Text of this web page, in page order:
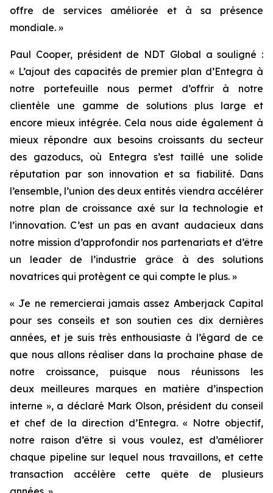
offre de services améliorée et à sa présence
mondiale. »
Paul Cooper, président de NDT Global a souligné :
« L’ajout des capacités de premier plan d’Entegra à
notre portefeuille nous permet d’offrir à notre
clientèle une gamme de solutions plus large et
encore mieux intégrée. Cela nous aide également à
mieux répondre aux besoins croissants du secteur
des gazoducs, où Entegra s’est taillé une solide
réputation par son innovation et sa fiabilité. Dans
l’ensemble, l’union des deux entités viendra accélérer
notre plan de croissance axé sur la technologie et
l’innovation. C’est un pas en avant audacieux dans
notre mission d’approfondir nos partenariats et d’être
un leader de l’industrie grâce à des solutions
novatrices qui protègent ce qui compte le plus. »
« Je ne remercierai jamais assez Amberjack Capital
pour ses conseils et son soutien ces dix dernières
années, et je suis très enthousiaste à l’égard de ce
que nous allons réaliser dans la prochaine phase de
notre croissance, puisque nous réunissons les
deux meilleures marques en matière d’inspection
interne », a déclaré Mark Olson, président du conseil
et chef de la direction d’Entegra. « Notre objectif,
notre raison d’être si vous voulez, est d’améliorer
chaque pipeline sur lequel nous travaillons, et cette
transaction accélère cette quête de plusieurs